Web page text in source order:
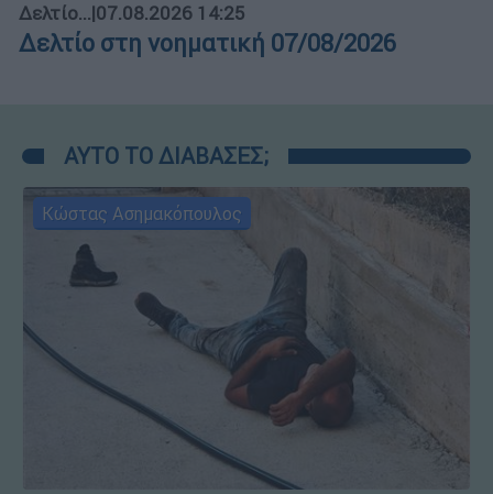
Δελτίο...|07.08.2026 14:25
Δελτίο στη νοηματική 07/08/2026
ΑΥΤΟ ΤΟ ΔΙΑΒΑΣΕΣ;
Κώστας Ασημακόπουλος